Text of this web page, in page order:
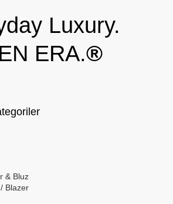
Luxury.
ERA.®
& Bluz
Blazer